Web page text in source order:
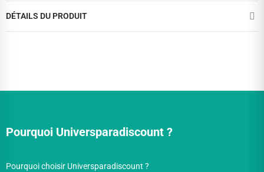
DÉTAILS DU PRODUIT
Pourquoi Universparadiscount ?
Pourquoi choisir Universparadiscount ?